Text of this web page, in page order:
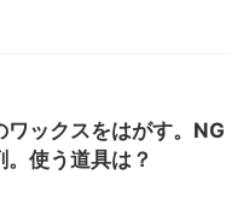
ワックスをはがす。NG
。使う道具は？